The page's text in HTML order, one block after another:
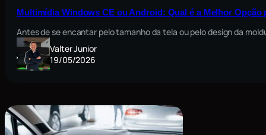
Multimídia Windows CE ou Android: Qual é a Melhor Opção
Antes de se encantar pelo tamanho da tela ou pelo design da
Valter Junior
19/05/2026